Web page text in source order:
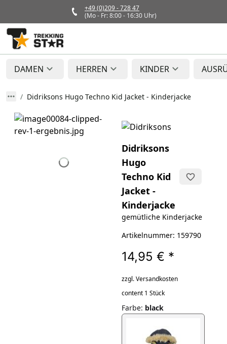
+49 (0)209 - 728 47
(Mo - Fr: 8:00 - 16:30 Uhr)
DAMEN HERREN KINDER
Didriksons Hugo Techno Kid Jacket - Kinderjacke
Didriksons
Hugo
Techno Kid
Jacket -
Kinderjacke
gemütliche Kinderjacke
Artikelnummer: 159790
14,95 € *
zzgl. Versandkosten
content 1 Stück
Farbe: black